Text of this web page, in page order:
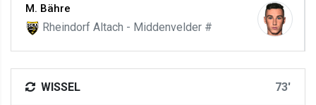
M. Bähre
Rheindorf Altach - Middenvelder #
WISSEL 73'